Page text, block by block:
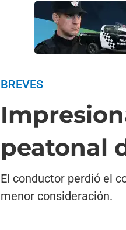
BREVES
peatonal
El conductor perdió el
menor consideración.